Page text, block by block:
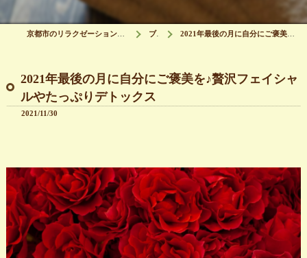
京都市のリラクゼーションはリラクゼーションサロン オリーブ ブログ 2021年最後の月に自分にご褒美を♪贅沢フェイシャルやたっぷりデトックス
2021年最後の月に自分にご褒美を♪贅沢フェイシャ
ルやたっぷりデトックス
2021/11/30